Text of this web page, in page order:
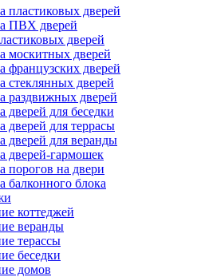
пластиковых дверей
ПВХ дверей
дверей
москитных дверей
французских дверей
стеклянных дверей
раздвижных дверей
дверей для беседки
дверей для террасы
дверей для веранды
дверей-гармошек
порогов на двери
балконного блока
коттеджей
веранды
терассы
беседки
домов